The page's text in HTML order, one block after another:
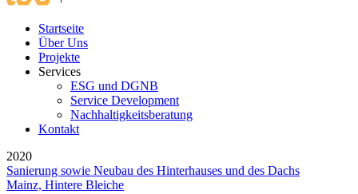
Startseite
Über Uns
Projekte
Services
ESG und DGNB
Service Development
Nachhaltigkeitsberatung
Kontakt
2020
Sanierung sowie Neubau des Hinterhauses und des Dachs
Mainz, Hintere Bleiche